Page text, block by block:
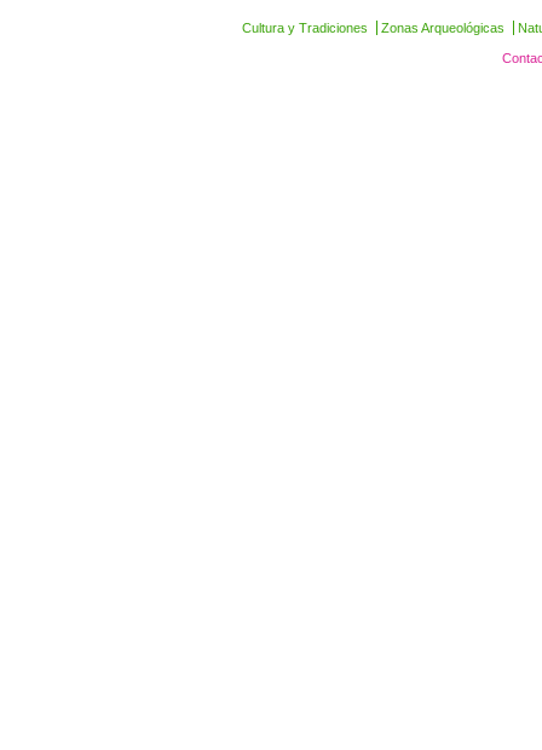
Cultura y Tradiciones Zonas Arqueológicas